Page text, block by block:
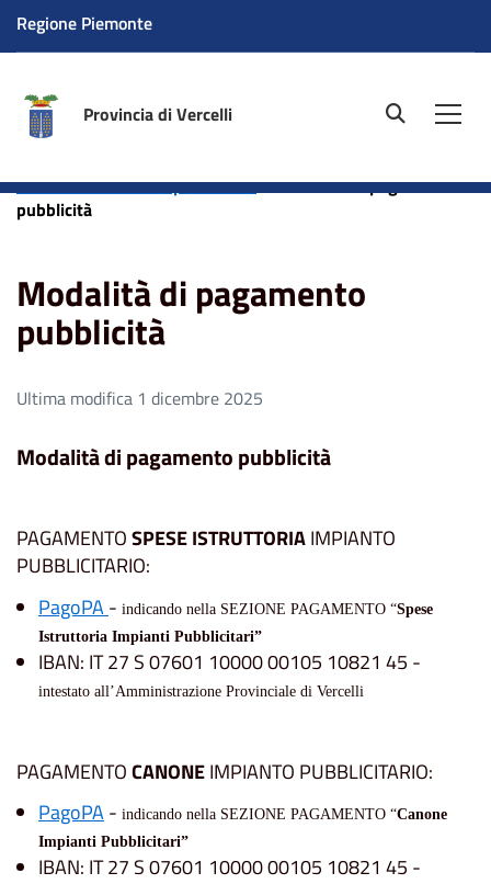
Regione Piemonte
Provincia di Vercelli site.searc
Pubblicità su strade provinciali
Modalità di pagamento
pubblicità
Modalità di pagamento
pubblicità
Ultima modifica 1 dicembre 2025
Modalità di pagamento pubblicità
PAGAMENTOSPESE ISTRUTTORIAIMPIANTO
PUBBLICITARIO:
PagoPA- indicando nella SEZIONE PAGAMENTO “Spese
Istruttoria Impianti Pubblicitari”
IBAN: IT 27 S 07601 10000 00105 10821 45 -
intestato all’Amministrazione Provinciale di Vercelli
PAGAMENTOCANONEIMPIANTO PUBBLICITARIO:
PagoPA- indicando nella SEZIONE PAGAMENTO “Canone
Impianti Pubblicitari”
IBAN: IT 27 S 07601 10000 00105 10821 45 -